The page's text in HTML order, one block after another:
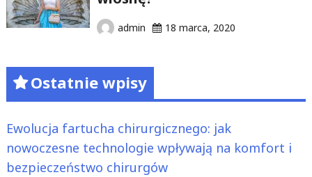
admin 18 marca, 2020
Ostatnie wpisy
Ewolucja fartucha chirurgicznego: jak
nowoczesne technologie wpływają na komfort i
bezpieczeństwo chirurgów